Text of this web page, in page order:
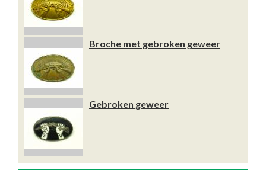
Broche met gebroken geweer
Gebroken geweer